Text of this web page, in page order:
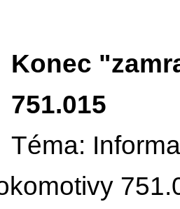
Konec
751.015
Téma: